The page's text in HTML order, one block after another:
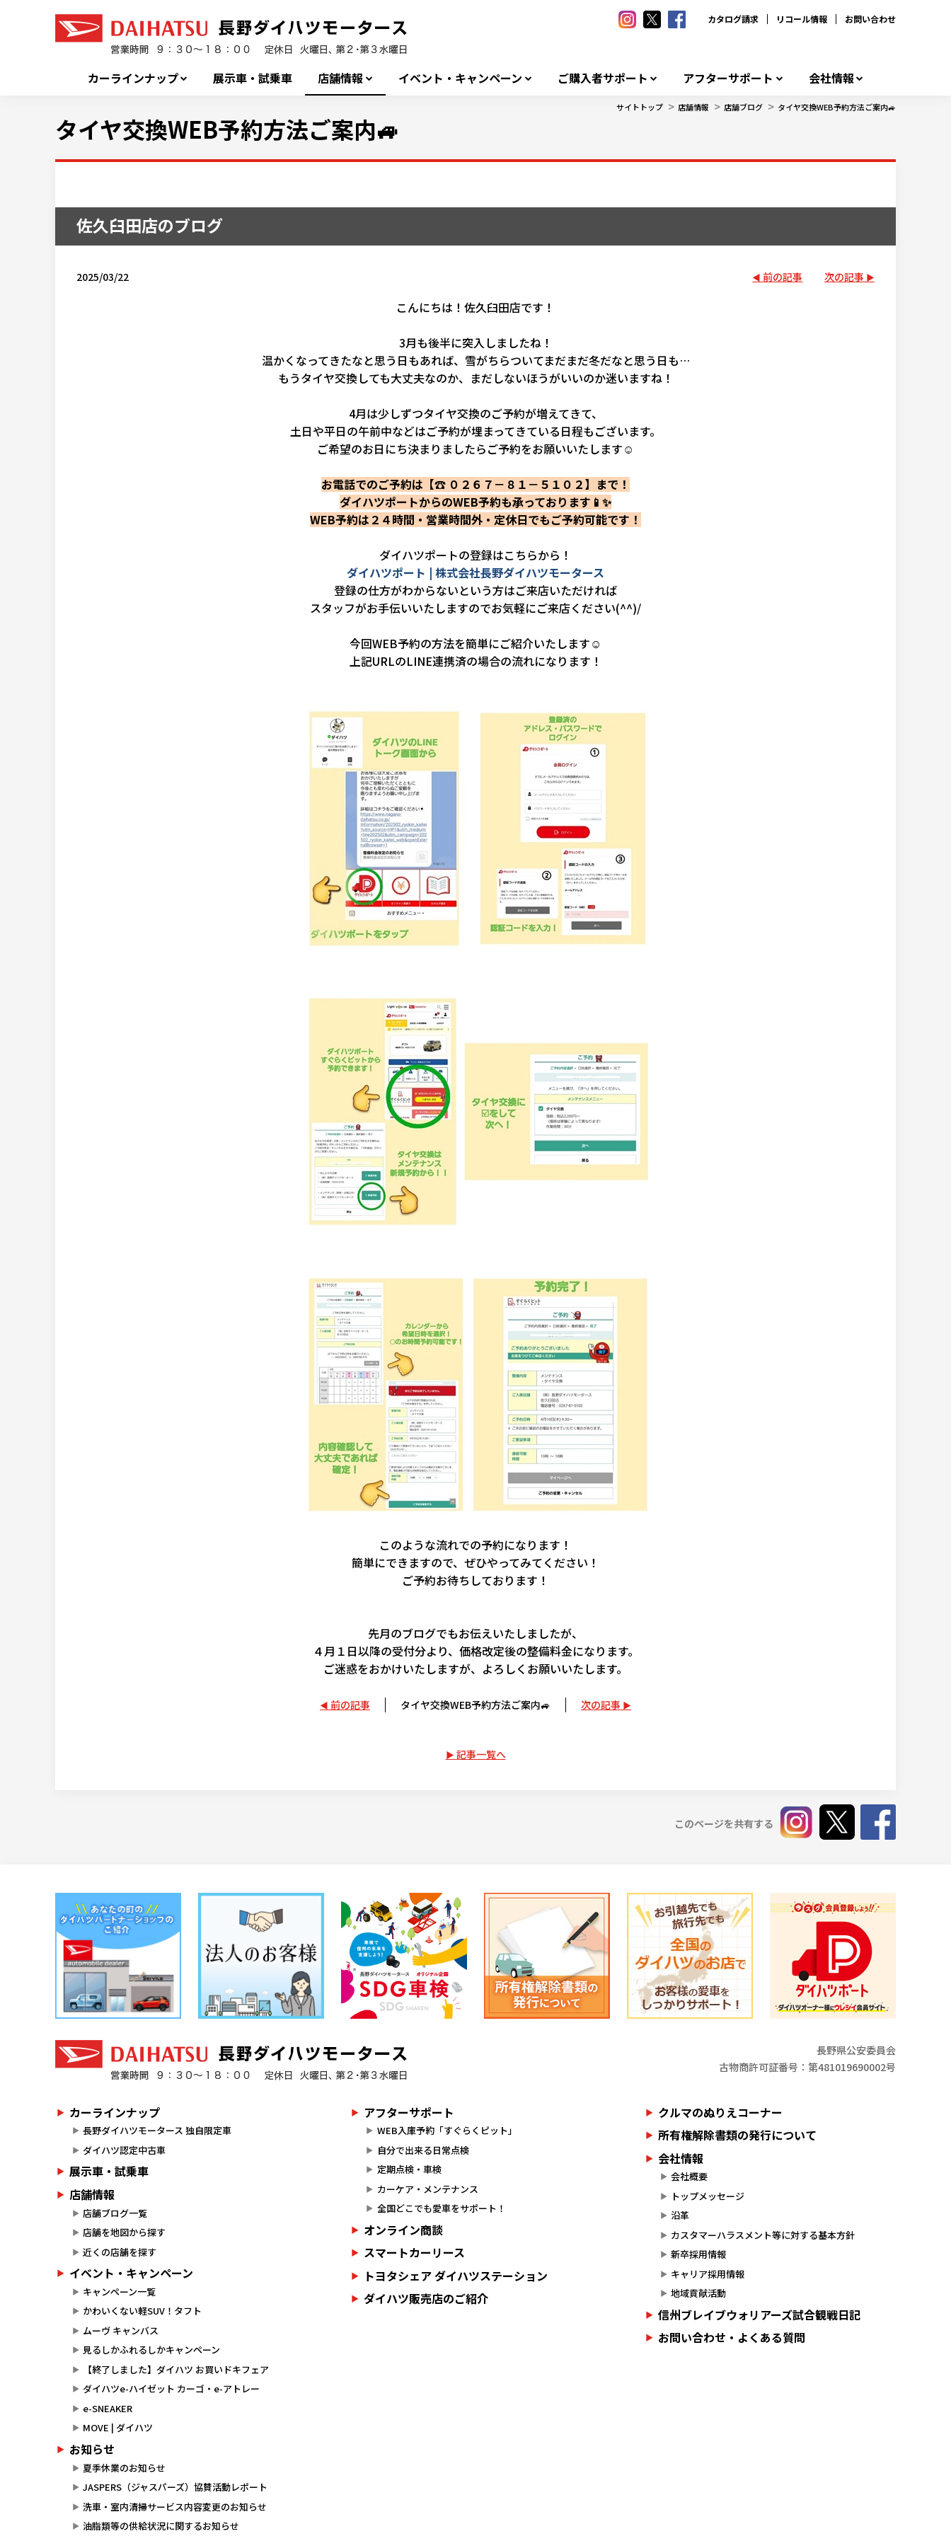
カタログ請求 リコール情報 お問い合わせ
カーラインナップ 展示車・試乗車 店舗情報 イベント・キャンペーン ご購入者サポート アフターサポート 会社情報
サイトトップ > 店舗情報 > 店舗ブログ > タイヤ交換WEB予約方法ご案内🚙
タイヤ交換WEB予約方法ご案内🚙
佐久臼田店のブログ
2025/03/22 前の記事 次の記事
こんにちは！佐久臼田店です！
3月も後半に突入しましたね！
温かくなってきたなと思う日もあれば、雪がちらついてまだまだ冬だなと思う日も…
もうタイヤ交換しても大丈夫なのか、まだしないほうがいいのか迷いますね！
4月は少しずつタイヤ交換のご予約が増えてきて、
土日や平日の午前中などはご予約が埋まってきている日程もございます。
ご希望のお日にち決まりましたらご予約をお願いいたします☺
お電話でのご予約は【☎ ０２６７－８１－５１０２】まで！
ダイハツポートからのWEB予約も承っております📱✨
WEB予約は２４時間・営業時間外・定休日でもご予約可能です！
ダイハツポートの登録はこちらから！
ダイハツポート | 株式会社長野ダイハツモータース
登録の仕方がわからないという方はご来店いただければ
スタッフがお手伝いいたしますのでお気軽にご来店ください(^^)/
今回WEB予約の方法を簡単にご紹介いたします☺
上記URLのLINE連携済の場合の流れになります！
このような流れでの予約になります！
簡単にできますので、ぜひやってみてください！
ご予約お待ちしております！
先月のブログでもお伝えいたしましたが、
４月１日以降の受付分より、価格改定後の整備料金になります。
ご迷惑をおかけいたしますが、よろしくお願いいたします。
前の記事 タイヤ交換WEB予約方法ご案内🚙 次の記事
記事一覧へ
このページを共有する
長野県公安委員会
古物商許可証番号：第481019690002号
カーラインナップ
長野ダイハツモータース 独自限定車
ダイハツ認定中古車
展示車・試乗車
店舗情報
店舗ブログ一覧
店舗を地図から探す
近くの店舗を探す
イベント・キャンペーン
キャンペーン一覧
かわいくない軽SUV！タフト
ムーヴ キャンバス
見るしかふれるしかキャンペーン
【終了しました】ダイハツ お買いドキフェア
ダイハツe-ハイゼット カーゴ・e-アトレー
e-SNEAKER
MOVE | ダイハツ
お知らせ
夏季休業のお知らせ
JASPERS（ジャスパーズ）協賛活動レポート
洗車・室内清掃サービス内容変更のお知らせ
油脂類等の供給状況に関するお知らせ
アフターサポート
WEB入庫予約「すぐらくピット」
自分で出来る日常点検
定期点検・車検
カーケア・メンテナンス
全国どこでも愛車をサポート！
オンライン商談
スマートカーリース
トヨタシェア ダイハツステーション
ダイハツ販売店のご紹介
クルマのぬりえコーナー
所有権解除書類の発行について
会社情報
会社概要
トップメッセージ
沿革
カスタマーハラスメント等に対する基本方針
新卒採用情報
キャリア採用情報
地域貢献活動
信州ブレイブウォリアーズ試合観戦日記
お問い合わせ・よくある質問